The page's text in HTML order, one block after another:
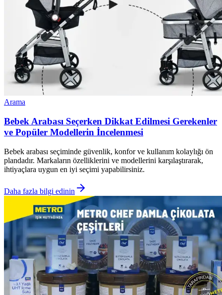
Arama
Bebek Arabası Seçerken Dikkat Edilmesi Gerekenler
ve Popüler Modellerin İncelenmesi
Bebek arabası seçiminde güvenlik, konfor ve kullanım kolaylığı ön
plandadır. Markaların özelliklerini ve modellerini karşılaştırarak,
ihtiyaçlara uygun en iyi seçimi yapabilirsiniz.
Daha fazla bilgi edinin